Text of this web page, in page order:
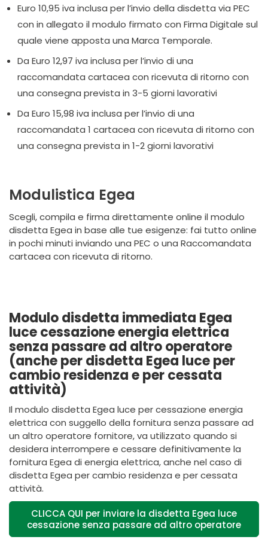
Euro 10,95 iva inclusa per l’invio della disdetta via PEC
con in allegato il modulo firmato con Firma Digitale sul
quale viene apposta una Marca Temporale.
Da Euro 12,97 iva inclusa per l’invio di una
raccomandata cartacea con ricevuta di ritorno con
una consegna prevista in 3-5 giorni lavorativi
Da Euro 15,98 iva inclusa per l’invio di una
raccomandata 1 cartacea con ricevuta di ritorno con
una consegna prevista in 1-2 giorni lavorativi
Modulistica Egea
Scegli, compila e firma direttamente online il modulo
disdetta Egea in base alle tue esigenze: fai tutto online
in pochi minuti inviando una PEC o una Raccomandata
cartacea con ricevuta di ritorno.
Modulo disdetta immediata Egea
luce cessazione energia elettrica
senza passare ad altro operatore
(anche per disdetta Egea luce per
cambio residenza e per cessata
attività)
Il modulo disdetta Egea luce per cessazione energia
elettrica con suggello della fornitura senza passare ad
un altro operatore fornitore, va utilizzato quando si
desidera interrompere e cessare definitivamente la
fornitura Egea di energia elettrica, anche nel caso di
disdetta Egea per cambio residenza e per cessata
attività.
CLICCA QUI per inviare la disdetta Egea luce
cessazione senza passare ad altro operatore